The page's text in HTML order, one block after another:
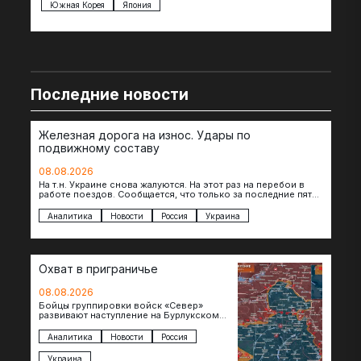
Южная Корея Япония
Последние новости
Железная дорога на износ. Удары по
подвижному составу
08.08.2026
На т.н. Украине снова жалуются. На этот раз на перебои в
работе поездов. Сообщается, что только за последние пять
Аналитика Новости Россия Украина
Охват в приграничье
08.08.2026
Бойцы группировки войск «Север»
развивают наступление на Бурлукском
теснят противника сразу на нескольких
участках, создавая угрозу охвата…
Аналитика Новости Россия
Украина